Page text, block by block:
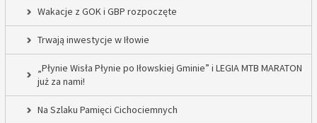
Wakacje z GOK i GBP rozpoczęte
Trwają inwestycje w Iłowie
„Płynie Wisła Płynie po Iłowskiej Gminie” i LEGIA MTB MARATON
już za nami!
Na Szlaku Pamięci Cichociemnych